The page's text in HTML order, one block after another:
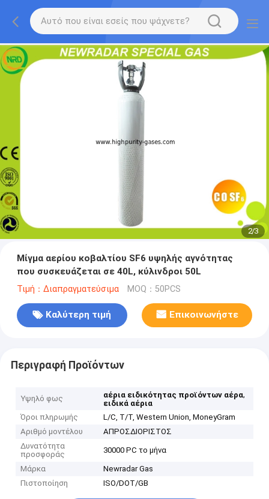
2/3
Μίγμα αερίου κοβαλτίου SF6 υψηλής αγνότητας
που συσκευάζεται σε 40L, κύλινδροι 50L
Τιμή：Διαπραγματεύσιμα MOQ：50PCS
Καλύτερη τιμή Επικοινωνήστε
Περιγραφή Προϊόντων
Υψηλό φως αέρια ειδικότητας προϊόντων αέρα,
ειδικά αέρια
Όροι πληρωμής
L/C, T/T, Western Union, MoneyGram
Αριθμό μοντέλου
ΑΠΡΟΣΔΙΟΡΙΣΤΟΣ
Δυνατότητα
προσφοράς
30000 PC το μήνα
Μάρκα
Newradar Gas
Πιστοποίηση
ISO/DOT/GB